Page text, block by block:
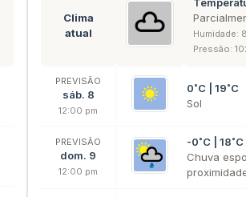
Clima
atual
Humidade:
Pressão:
PREVISÃO
sáb. 8
12:00 pm
0˚C | 19˚C
Sol
PREVISÃO
dom. 9
12:00 pm
-0˚C | 18˚C
Chuva